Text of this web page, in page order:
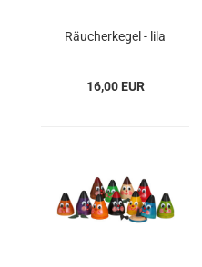
Räucherkegel - lila
16,00 EUR